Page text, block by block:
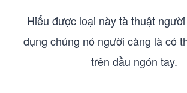
Hiểu được loại này tà thuật
dụng chúng nó người càng là có
trên đầu ngón tay.